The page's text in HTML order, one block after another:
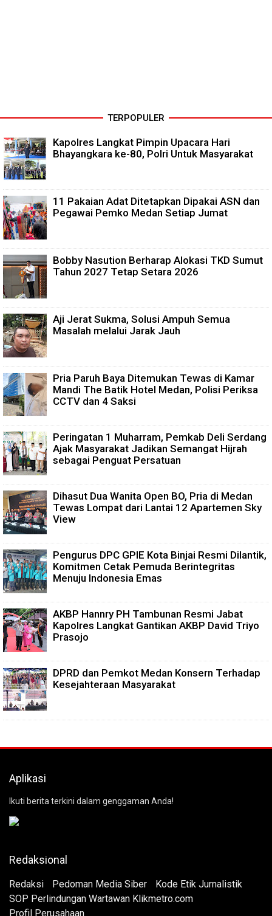
TERPOPULER
Kapolres Langkat Pimpin Upacara Hari
Bhayangkara ke-80, Polri Untuk Masyarakat
11 Pakaian Adat Ditetapkan Dipakai ASN dan
Pegawai Pemko Medan Setiap Jumat
Bobby Nasution Berharap Alokasi TKD Sumut
Tahun 2027 Tetap Setara 2026
Aji Jerat Sukma, Solusi Ampuh Semua
Masalah melalui Jarak Jauh
Pria Paruh Baya Ditemukan Tewas di Kamar
Mandi The Batik Hotel Medan, Polisi Periksa
CCTV dan 4 Saksi
Peringatan 1 Muharram, Pemkab Deli Serdang
Ajak Masyarakat Jadikan Semangat Hijrah
sebagai Penguat Persatuan
Dihasut Dua Wanita Open BO, Pria di Medan
Tewas Lompat dari Lantai 12 Apartemen Sky
View
Pengurus DPC GPIE Kota Binjai Resmi Dilantik,
Komitmen Cetak Pemuda Berintegritas
Menuju Indonesia Emas
AKBP Hannry PH Tambunan Resmi Jabat
Kapolres Langkat Gantikan AKBP David Triyo
Prasojo
DPRD dan Pemkot Medan Konsern Terhadap
Kesejahteraan Masyarakat
Aplikasi
Ikuti berita terkini dalam genggaman Anda!
Redaksional
Redaksi Pedoman Media Siber
Kode Etik Jurnalistik
SOP Perlindungan Wartawan Klikmetro.com
Profil Perusahaan